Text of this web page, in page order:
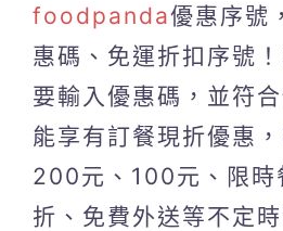
foodpanda優惠序號
惠碼、免運折扣序號
要輸入優惠碼，並符
能享有訂餐現折優惠
200元、100元、限時
折、免費外送等不定